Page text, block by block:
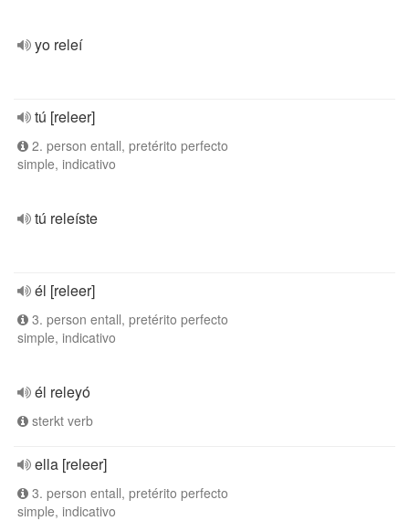
yo releí
tú [releer]
2. person entall, pretérito perfecto
simple, indicativo
tú releíste
él [releer]
3. person entall, pretérito perfecto
simple, indicativo
él releyó
sterkt verb
ella [releer]
3. person entall, pretérito perfecto
simple, indicativo